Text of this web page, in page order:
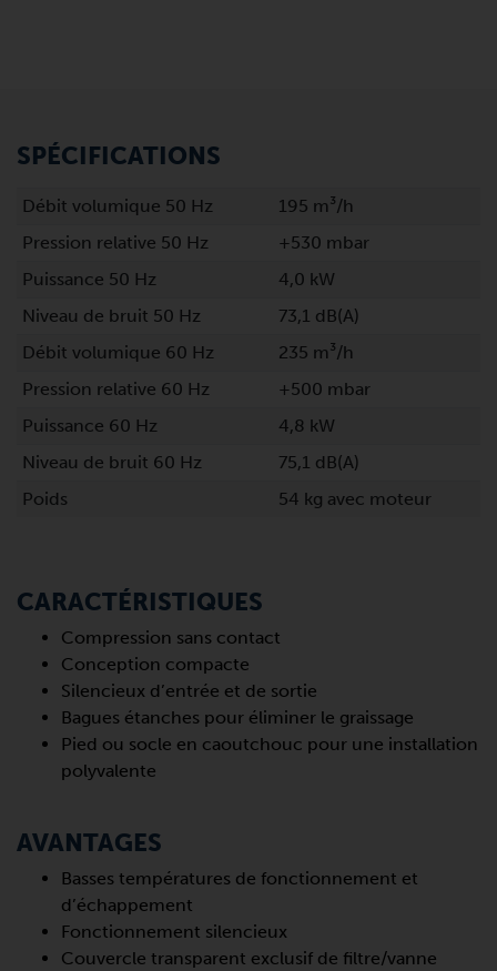
SPÉCIFICATIONS
Débit volumique 50 Hz
195 m³/h
Pression relative 50 Hz
+530 mbar
Puissance 50 Hz
4,0 kW
Niveau de bruit 50 Hz
73,1 dB(A)
Débit volumique 60 Hz
235 m³/h
Pression relative 60 Hz
+500 mbar
Puissance 60 Hz
4,8 kW
Niveau de bruit 60 Hz
75,1 dB(A)
Poids
54 kg avec moteur
CARACTÉRISTIQUES
Compression sans contact
Conception compacte
Silencieux d’entrée et de sortie
Bagues étanches pour éliminer le graissage
Pied ou socle en caoutchouc pour une installation
polyvalente
AVANTAGES
Basses températures de fonctionnement et
d’échappement
Fonctionnement silencieux
Couvercle transparent exclusif de filtre/vanne